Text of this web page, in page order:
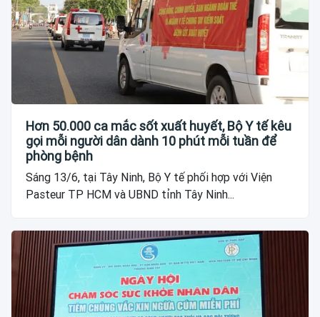
Hơn 50.000 ca mắc sốt xuất huyết, Bộ Y tế kêu
gọi mỗi người dân dành 10 phút mỗi tuần để
phòng bệnh
Sáng 13/6, tại Tây Ninh, Bộ Y tế phối hợp với Viện
Pasteur TP HCM và UBND tỉnh Tây Ninh...